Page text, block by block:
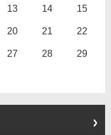
13 14 15
20 21 22
27 28 29